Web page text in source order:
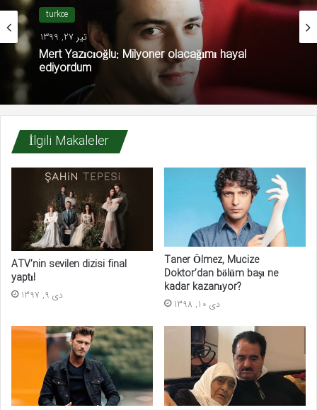
turkce
تیر 27, 1399
Mert Yazıcıoğlu: Milyoner olacağımı hayal
ediyordum
İlgili Makaleler
ATV’nin sevilen dizisi final
yaptı!
دی 9, 1397
Taner Ölmez, Mucize
Doktor’dan bölüm başı ne
kadar kazanıyor?
دی 10, 1398